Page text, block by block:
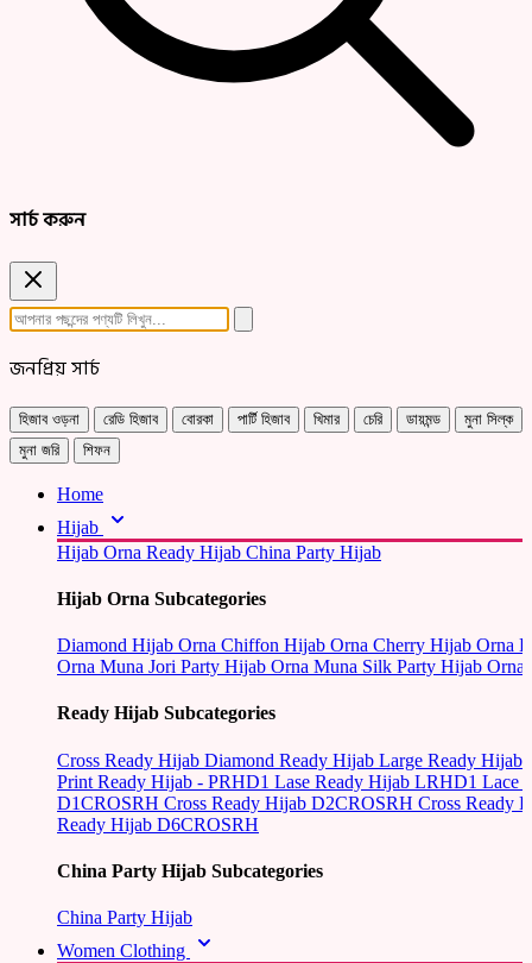
সার্চ করুন
জনপ্রিয় সার্চ
হিজাব ওড়না রেডি হিজাব বোরকা পার্টি হিজাব খিমার চেরি ডায়মন্ড
মুনা সিল্ক
মুনা জরি
শিফন
Home
Hijab
Hijab Orna Ready Hijab China Party Hijab
Hijab Orna Subcategories
Diamond Hijab Orna Chiffon Hijab Orna Cherry Hijab Orna
Orna Muna Jori Party Hijab Orna Muna Silk Party Hijab Orna
Ready Hijab Subcategories
Cross Ready Hijab Diamond Ready Hijab Large Ready Hijab
Print Ready Hijab - PRHD1 Lase Ready Hijab LRHD1 Lace
D1CROSRH Cross Ready Hijab D2CROSRH Cross Ready
Ready Hijab D6CROSRH
China Party Hijab Subcategories
China Party Hijab
Women Clothing